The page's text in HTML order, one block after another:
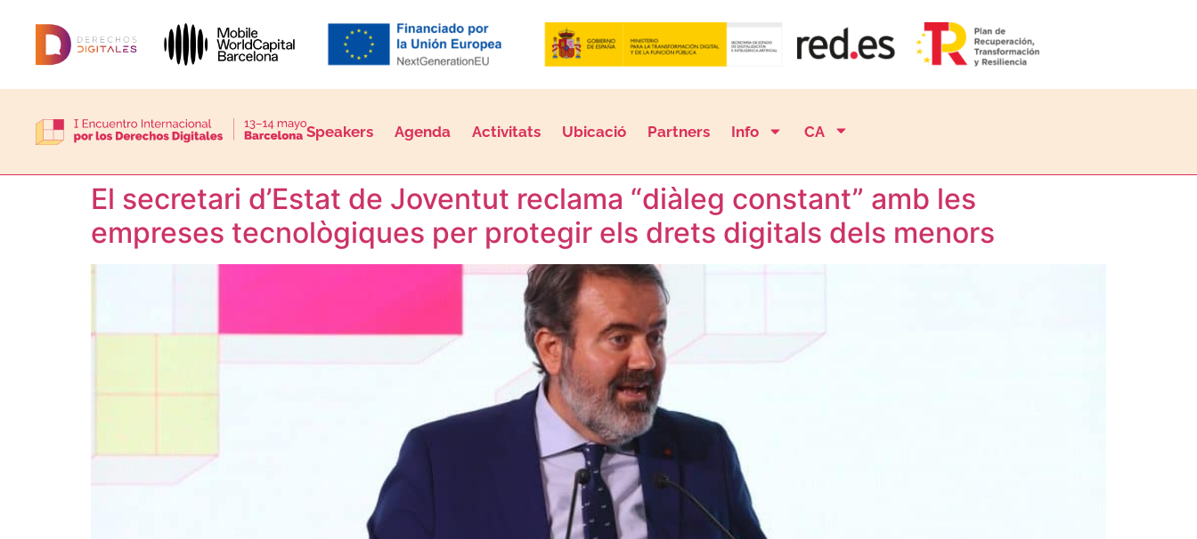
Speakers Agenda Activitats Ubicació Partners Info CA
El secretari d’Estat de Joventut reclama “diàleg constant” amb les
empreses tecnològiques per protegir els drets digitals dels menors